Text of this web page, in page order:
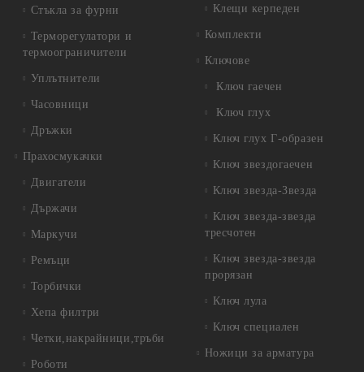
Стъкла за фурни
Терморегулатори и
термоограничители
Уплътнители
Часовници
Дръжки
Прахосмукачки
Двигатели
Държачи
Маркучи
Ремъци
Торбички
Хепа филтри
Четки,накрайници,тръби
Роботи
Клещи керпеден
Комплекти
Ключове
Ключ гаечен
Ключ глух
Ключ глух Г-образен
Ключ звездогаечен
Ключ звезда-Звезда
Ключ звезда-звезда
тресчотен
Ключ звезда-звезда
прорязан
Ключ лула
Ключ специален
Ножици за арматура